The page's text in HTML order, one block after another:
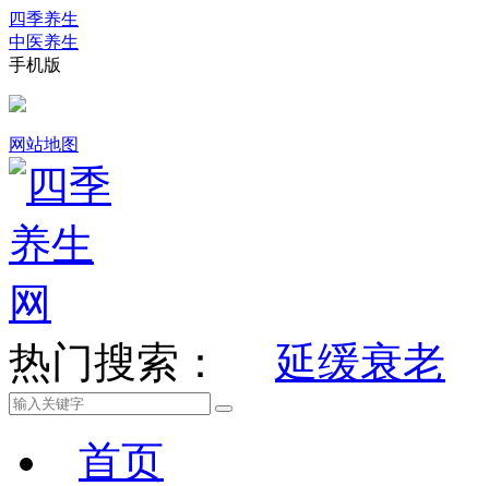
四季养生
中医养生
手机版
网站地图
热门搜索： 延缓衰老
首页